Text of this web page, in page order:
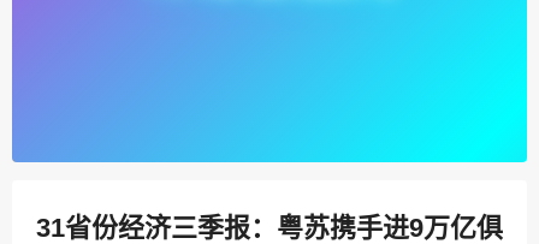
31省份经济三季报：粤苏携手进9万亿俱